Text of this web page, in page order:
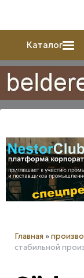
Каталог
Главная »
стабильной